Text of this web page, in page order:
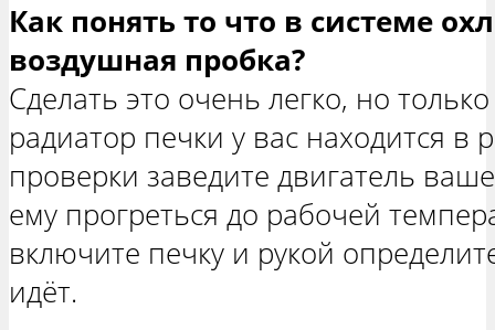
Как понять то что в системе
воздушная пробка?
Сделать это очень легко, но
радиатор печки у вас находится в
проверки заведите двигатель
ему прогреться до рабочей
включите печку и рукой
идёт.